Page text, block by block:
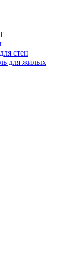
стен
для жилых